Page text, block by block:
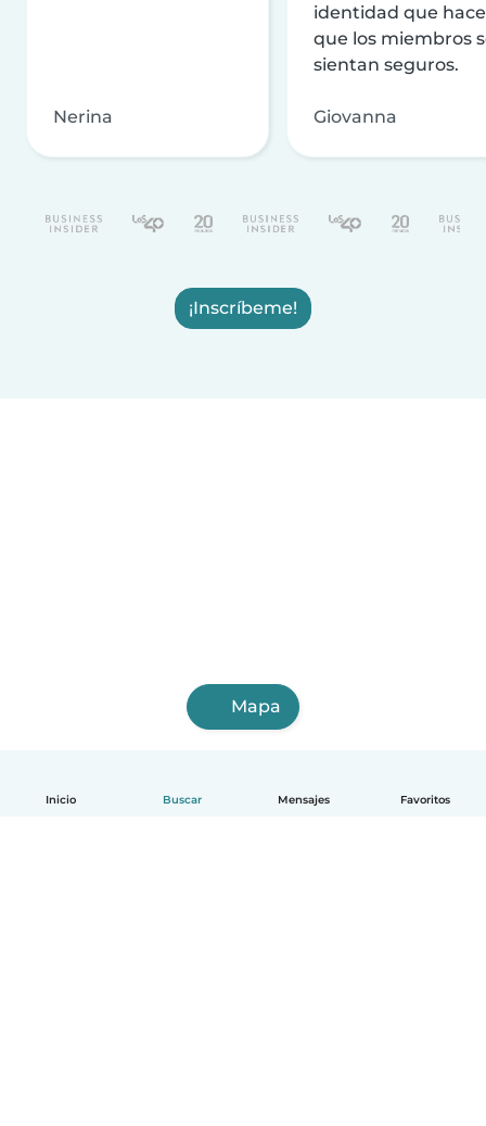
Inicio Buscar Mensajes Favoritos
Nerina
identidad que
que los miembros
sientan seguros.
Giovanna
¡Inscríbeme!
Mapa